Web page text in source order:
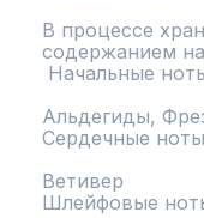
В процессе
содержанием
Альдегиды,
Сердечные ноты
Ветивер
Шлейфовые